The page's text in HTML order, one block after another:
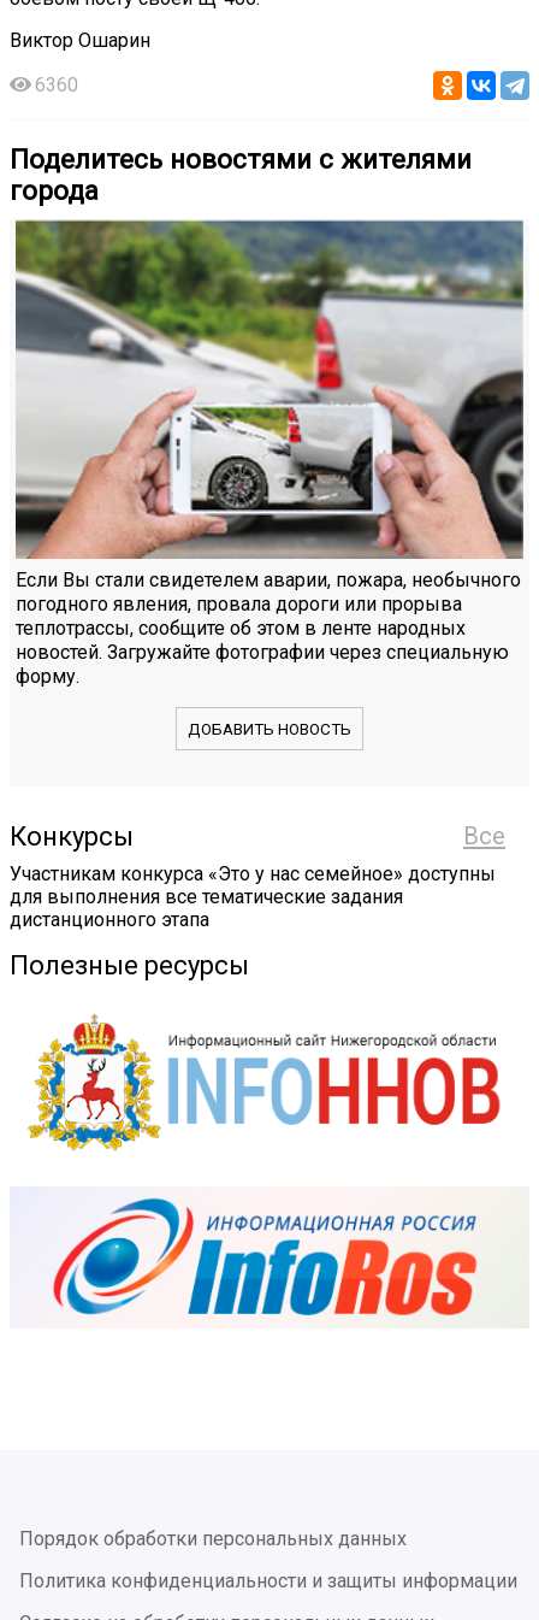
Виктор Ошарин
6360
Поделитесь новостями с жителями
города
Если Вы стали свидетелем аварии, пожара, необычного
погодного явления, провала дороги или прорыва
теплотрассы, сообщите об этом в ленте народных
новостей. Загружайте фотографии через специальную
форму.
ДОБАВИТЬ НОВОСТЬ
Все
Конкурсы
Участникам конкурса «Это у нас семейное» доступны
для выполнения все тематические задания
дистанционного этапа
Полезные ресурсы
Порядок обработки персональных данных
Политика конфиденциальности и защиты информации